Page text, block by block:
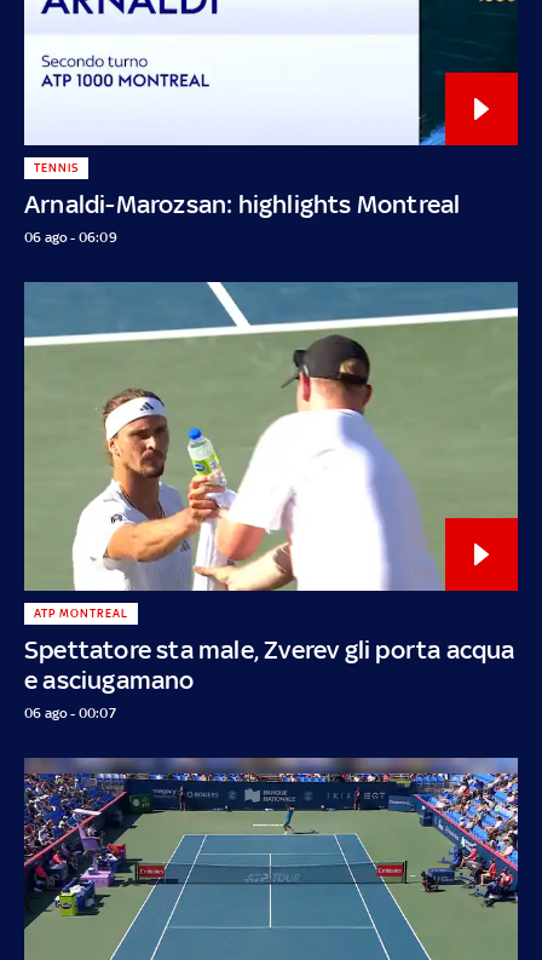
Arnaldi-Marozsan: highlights Montreal
TENNIS
06 ago - 06:09
Spettatore sta male, Zverev gli porta acqua
e asciugamano
ATP MONTREAL
06 ago - 00:07